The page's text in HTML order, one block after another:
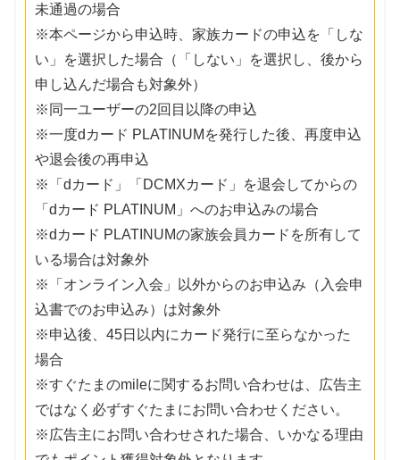
未通過の場合
※本ページから申込時、家族カードの申込を「しな
い」を選択した場合（「しない」を選択し、後から
申し込んだ場合も対象外）
※同一ユーザーの2回目以降の申込
※一度dカード PLATINUMを発行した後、再度申込
や退会後の再申込
※「dカード」「DCMXカード」を退会してからの
「dカード PLATINUM」へのお申込みの場合
※dカード PLATINUMの家族会員カードを所有して
いる場合は対象外
※「オンライン入会」以外からのお申込み（入会申
込書でのお申込み）は対象外
※申込後、45日以内にカード発行に至らなかった
場合
※すぐたまのmileに関するお問い合わせは、広告主
ではなく必ずすぐたまにお問い合わせください。
※広告主にお問い合わせされた場合、いかなる理由